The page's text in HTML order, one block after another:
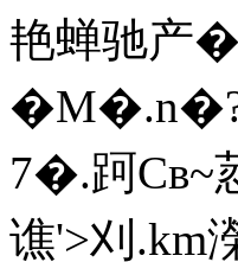
艳蝉驰产
7�.跒Cв~
谯'>刈